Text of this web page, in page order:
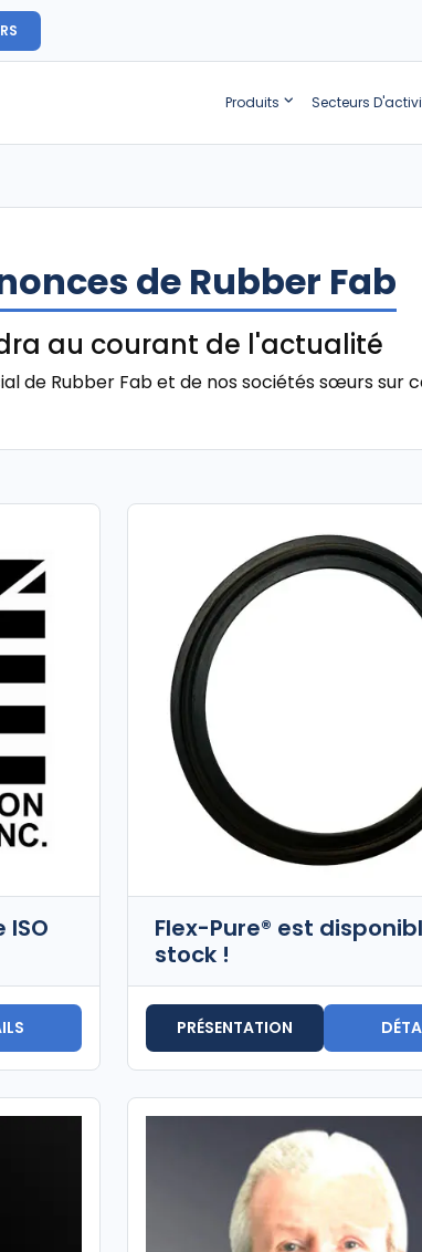
Produits Secteurs
de Rubber Fab
au courant de l'actualité
de Rubber Fab et de nos sociétés sœurs sur
Flex-Pure® est
stock !
PRÉSENTATION